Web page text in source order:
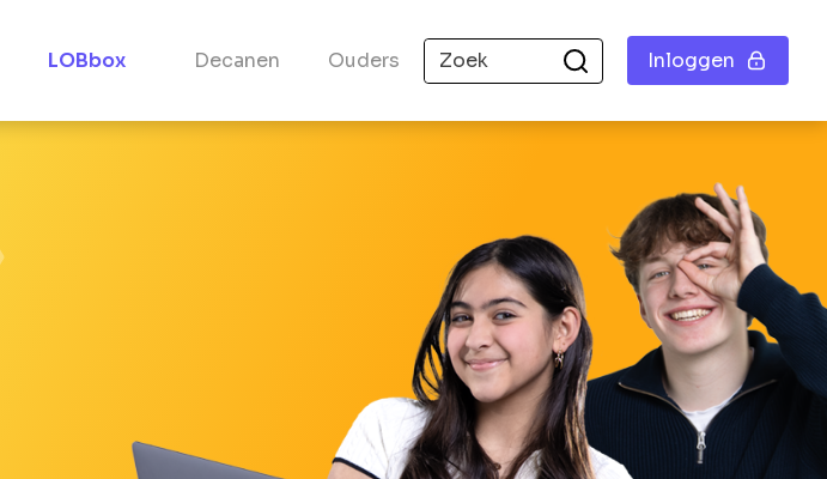
LOBbox Decanen Ouders Inloggen